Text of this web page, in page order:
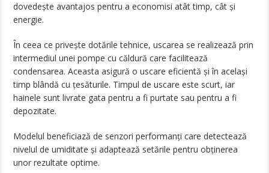
dovedește avantajos pentru a economisi atât timp, cât și
energie.
În ceea ce privește dotările tehnice, uscarea se realizează prin
intermediul unei pompe cu căldură care facilitează
condensarea. Aceasta asigură o uscare eficientă și în același
timp blândă cu țesăturile. Timpul de uscare este scurt, iar
hainele sunt livrate gata pentru a fi purtate sau pentru a fi
depozitate.
Modelul beneficiază de senzori performanți care detectează
nivelul de umiditate și adaptează setările pentru obținerea
unor rezultate optime.